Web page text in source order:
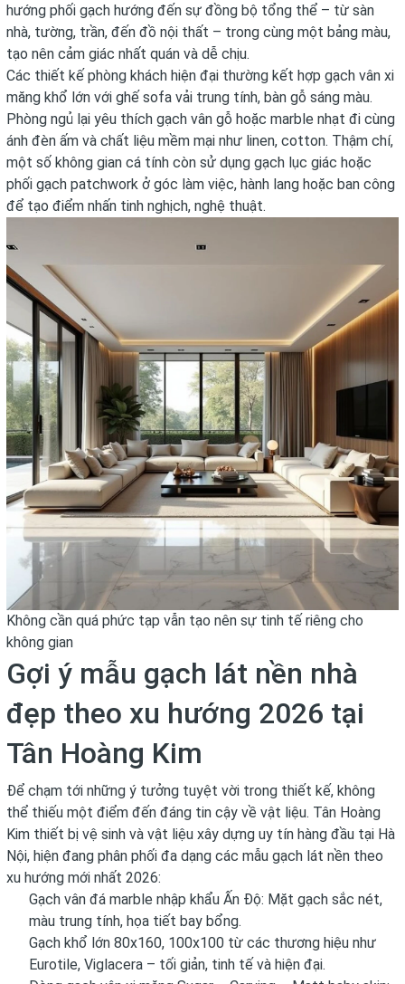
hướng phối gạch hướng đến sự đồng bộ tổng thể – từ sàn
nhà, tường, trần, đến đồ nội thất – trong cùng một bảng màu,
tạo nên cảm giác nhất quán và dễ chịu.
Các thiết kế phòng khách hiện đại thường kết hợp gạch vân xi
măng khổ lớn với ghế sofa vải trung tính, bàn gỗ sáng màu.
Phòng ngủ lại yêu thích gạch vân gỗ hoặc marble nhạt đi cùng
ánh đèn ấm và chất liệu mềm mại như linen, cotton. Thậm chí,
một số không gian cá tính còn sử dụng gạch lục giác hoặc
phối gạch patchwork ở góc làm việc, hành lang hoặc ban công
để tạo điểm nhấn tinh nghịch, nghệ thuật.
Không cần quá phức tạp vẫn tạo nên sự tinh tế riêng cho
không gian
Gợi ý mẫu gạch lát nền nhà
đẹp theo xu hướng 2026 tại
Tân Hoàng Kim
Để chạm tới những ý tưởng tuyệt vời trong thiết kế, không
thể thiếu một điểm đến đáng tin cậy về vật liệu. Tân Hoàng
Kim thiết bị vệ sinh và vật liệu xây dựng uy tín hàng đầu tại Hà
Nội, hiện đang phân phối đa dạng các mẫu gạch lát nền theo
xu hướng mới nhất 2026:
Gạch vân đá marble nhập khẩu Ấn Độ: Mặt gạch sắc nét,
màu trung tính, họa tiết bay bổng.
Gạch khổ lớn 80x160, 100x100 từ các thương hiệu như
Eurotile, Viglacera – tối giản, tinh tế và hiện đại.